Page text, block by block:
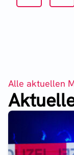
Alle aktuellen